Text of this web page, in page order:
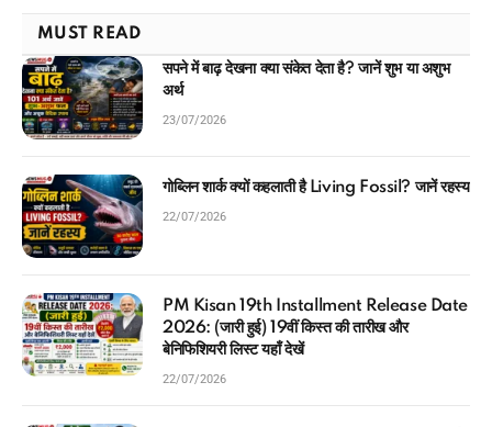
MUST READ
सपने में बाढ़ देखना क्या संकेत देता है? जानें शुभ या अशुभ
अर्थ
23/07/2026
गोब्लिन शार्क क्यों कहलाती है Living Fossil? जानें रहस्य
22/07/2026
PM Kisan 19th Installment Release Date
2026: (जारी हुई) 19वीं किस्त की तारीख और
बेनिफिशियरी लिस्ट यहाँ देखें
22/07/2026